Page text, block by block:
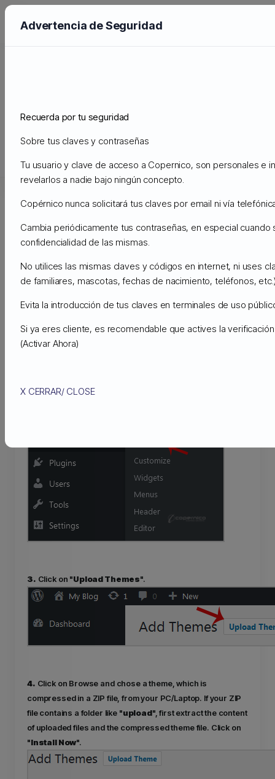
Admin Dashboard?
Soporte
Mis Tickets de Soporte Anuncios Preguntas Frecuentes -
WordPress Using the Admin
Dashboard?
Imprimir
want to install it on your WordPress site using the
tutorial.
3. Click on "Upload Themes".
4. Click on Browse and chose a theme, which is
compressed in a ZIP file, from your PC/Laptop. If your ZIP
file contains a folder like "upload", first extract the content
of uploaded files and the compressed theme file. Click on
"Install Now".
Advertencia de Seguridad
Recuerda por tu seguridad
Sobre tus claves y contraseñas
Tu usuario y clave de acceso a Copernico, son personales e
revelarlos a nadie bajo ningún concepto.
Copérnico nunca solicitará tus claves por email ni vía
Cambia periódicamente tus contraseñas, en especial
confidencialidad de las mismas.
No utilices las mismas claves y códigos en internet, ni uses
de familiares, mascotas, fechas de nacimiento, teléfonos,
Evita la introducción de tus claves en terminales de uso
Si ya eres cliente, es recomendable que actives la
(Activar Ahora)
X CERRAR/ CLOSE